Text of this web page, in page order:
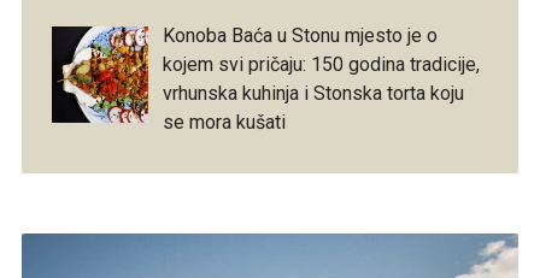
Konoba Baća u Stonu mjesto je o
kojem svi pričaju: 150 godina tradicije,
vrhunska kuhinja i Stonska torta koju
se mora kušati